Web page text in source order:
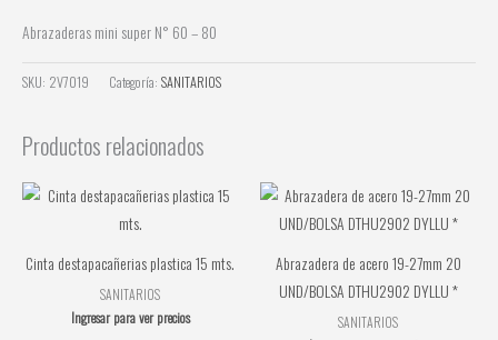
Abrazaderas mini super N° 60 – 80
SKU: 2V7019 Categoría: SANITARIOS
Productos relacionados
Cinta destapacañerias plastica 15 mts.
SANITARIOS
Ingresar para ver precios
Abrazadera de acero 19-27mm 20
UND/BOLSA DTHU2902 DYLLU *
SANITARIOS